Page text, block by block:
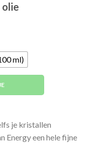
olie
ml)
je kristallen
Energy een hele fijne